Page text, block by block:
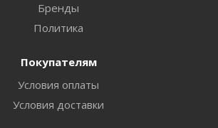
Бренды
Политика
Покупателям
Условия оплаты
Условия доставки